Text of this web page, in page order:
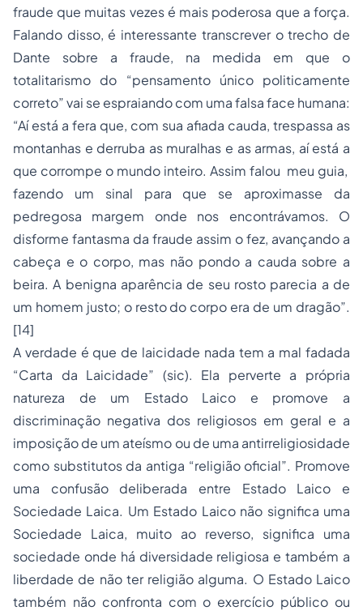
fraude que muitas vezes é mais poderosa que a força.
Falando disso, é interessante transcrever o trecho de
Dante sobre a fraude, na medida em que o
totalitarismo do “pensamento único politicamente
correto” vai se espraiando com uma falsa face humana:
“Aí está a fera que, com sua afiada cauda, trespassa as
montanhas e derruba as muralhas e as armas, aí está a
que corrompe o mundo inteiro. Assim falou meu guia,
fazendo um sinal para que se aproximasse da
pedregosa margem onde nos encontrávamos. O
disforme fantasma da fraude assim o fez, avançando a
cabeça e o corpo, mas não pondo a cauda sobre a
beira. A benigna aparência de seu rosto parecia a de
um homem justo; o resto do corpo era de um dragão”.
[14]
A verdade é que de laicidade nada tem a mal fadada
“Carta da Laicidade” (sic). Ela perverte a própria
natureza de um Estado Laico e promove a
discriminação negativa dos religiosos em geral e a
imposição de um ateísmo ou de uma antirreligiosidade
como substitutos da antiga “religião oficial”. Promove
uma confusão deliberada entre Estado Laico e
Sociedade Laica. Um Estado Laico não significa uma
Sociedade Laica, muito ao reverso, significa uma
sociedade onde há diversidade religiosa e também a
liberdade de não ter religião alguma. O Estado Laico
também não confronta com o exercício público ou